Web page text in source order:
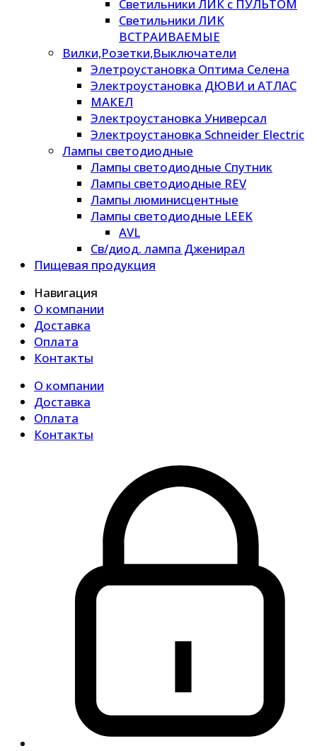
Светильники ЛИК с ПУЛЬТОМ
Светильники ЛИК
ВСТРАИВАЕМЫЕ
Вилки,Розетки,Выключатели
Элетроустановка Оптима Селена
Электроустановка ДЮВИ и АТЛАС
МАКЕЛ
Электроустановка Универсал
Электроустановка Schneider Electric
Лампы светодиодные
Лампы светодиодные Спутник
Лампы светодиодные REV
Лампы люминисцентные
Лампы светодиодные LEEK
AVL
Св/диод. лампа Дженирал
Пищевая продукция
Навигация
О компании
Доставка
Оплата
Контакты
О компании
Доставка
Оплата
Контакты